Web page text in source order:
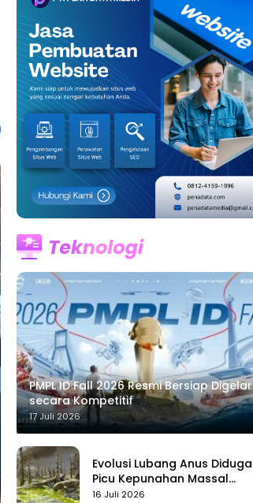
PMPL ID Fall 2026 Resmi Bersiap Digelar
secara Kompetitif
17 Juli 2026
Evolusi Lubang Anus Diduga
Picu Kepunahan Massal
Pertama di Bumi
16 Juli 2026